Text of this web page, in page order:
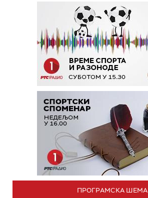
ПРОГРАМСКА ШЕМА